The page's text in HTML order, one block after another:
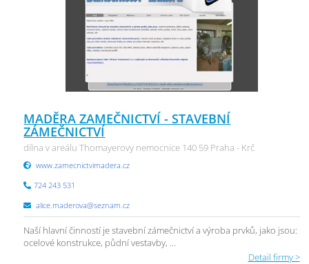
MADĚRA ZAMEČNICTVÍ - STAVEBNÍ
ZÁMEČNICTVÍ
dílna v areálu Thomayerovy nemocnice 140 59 Praha - Krč
www.zamecnictvimadera.cz
724 243 531
alice.maderova@seznam.cz
Naší hlavní činností je stavební zámečnictví a výroba prvků, jako jsou:
ocelové konstrukce, půdní vestavby, ...
Detail firmy >